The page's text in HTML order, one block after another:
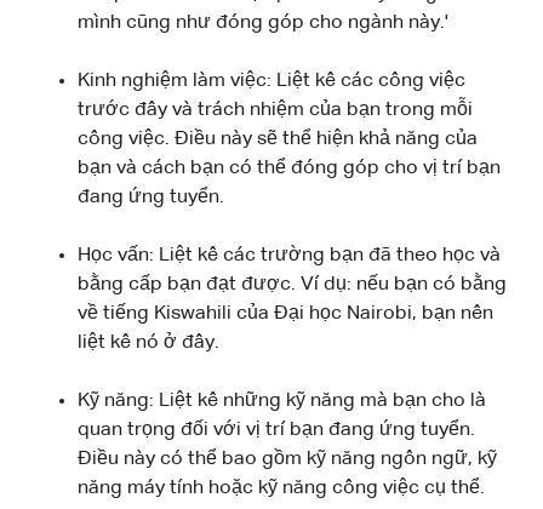
mình cũng như đóng góp cho ngành này.'
Kinh nghiệm làm việc: Liệt kê các công việc
trước đây và trách nhiệm của bạn trong mỗi
công việc. Điều này sẽ thể hiện khả năng của
bạn và cách bạn có thể đóng góp cho vị trí bạn
đang ứng tuyển.
Học vấn: Liệt kê các trường bạn đã theo học và
bằng cấp bạn đạt được. Ví dụ: nếu bạn có bằng
về tiếng Kiswahili của Đại học Nairobi, bạn nên
liệt kê nó ở đây.
Kỹ năng: Liệt kê những kỹ năng mà bạn cho là
quan trọng đối với vị trí bạn đang ứng tuyển.
Điều này có thể bao gồm kỹ năng ngôn ngữ, kỹ
năng máy tính hoặc kỹ năng công việc cụ thể.